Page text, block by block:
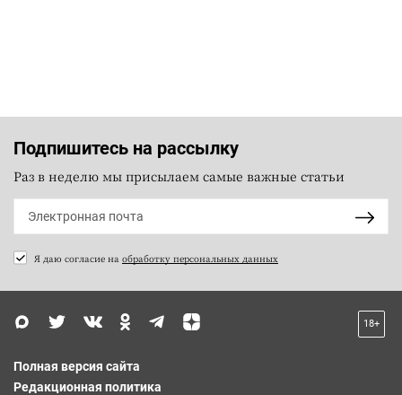
Подпишитесь на рассылку
Раз в неделю мы присылаем самые важные статьи
Я даю согласие на обработку персональных данных
18+
Полная версия сайта
Редакционная политика